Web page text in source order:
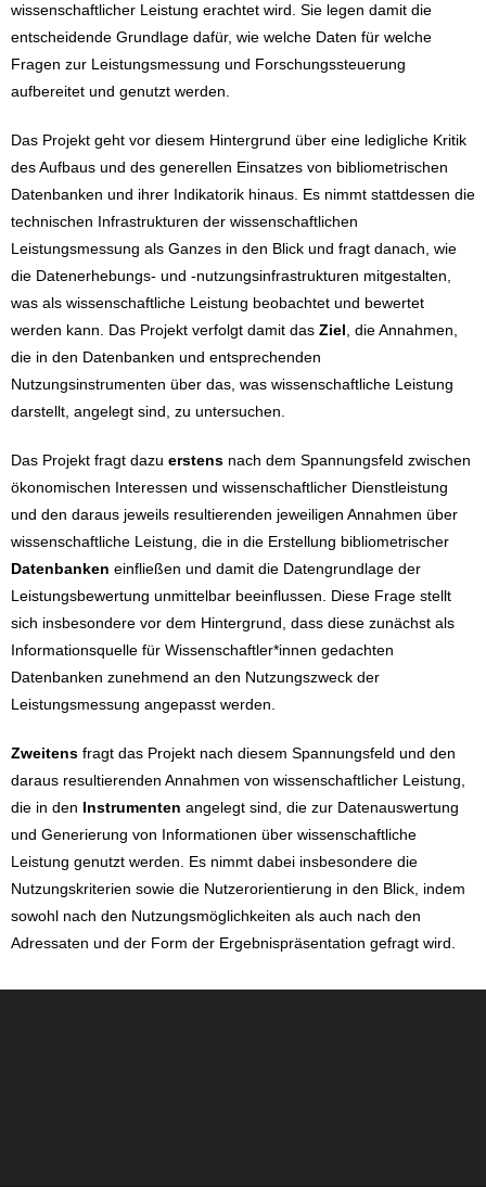
wissenschaftlicher Leistung erachtet wird. Sie legen damit die
entscheidende Grundlage dafür, wie welche Daten für welche
Fragen zur Leistungsmessung und Forschungssteuerung
aufbereitet und genutzt werden.
Das Projekt geht vor diesem Hintergrund über eine ledigliche Kritik
des Aufbaus und des generellen Einsatzes von bibliometrischen
Datenbanken und ihrer Indikatorik hinaus. Es nimmt stattdessen die
technischen Infrastrukturen der wissenschaftlichen
Leistungsmessung als Ganzes in den Blick und fragt danach, wie
die Datenerhebungs- und -nutzungsinfrastrukturen mitgestalten,
was als wissenschaftliche Leistung beobachtet und bewertet
werden kann. Das Projekt verfolgt damit das Ziel , die Annahmen,
die in den Datenbanken und entsprechenden
Nutzungsinstrumenten über das, was wissenschaftliche Leistung
darstellt, angelegt sind, zu untersuchen.
Das Projekt fragt dazu erstens nach dem Spannungsfeld zwischen
ökonomischen Interessen und wissenschaftlicher Dienstleistung
und den daraus jeweils resultierenden jeweiligen Annahmen über
wissenschaftliche Leistung, die in die Erstellung bibliometrischer
Datenbanken einfließen und damit die Datengrundlage der
Leistungsbewertung unmittelbar beeinflussen. Diese Frage stellt
sich insbesondere vor dem Hintergrund, dass diese zunächst als
Informationsquelle für Wissenschaftler*innen gedachten
Datenbanken zunehmend an den Nutzungszweck der
Leistungsmessung angepasst werden.
Zweitens fragt das Projekt nach diesem Spannungsfeld und den
daraus resultierenden Annahmen von wissenschaftlicher Leistung,
die in den Instrumenten angelegt sind, die zur Datenauswertung
und Generierung von Informationen über wissenschaftliche
Leistung genutzt werden. Es nimmt dabei insbesondere die
Nutzungskriterien sowie die Nutzerorientierung in den Blick, indem
sowohl nach den Nutzungsmöglichkeiten als auch nach den
Adressaten und der Form der Ergebnispräsentation gefragt wird.